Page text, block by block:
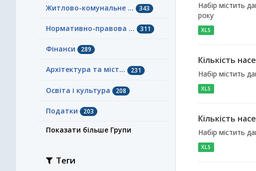
Житлово-комунальне ... 343
Нормативно-правова ... 311
Фінанси 289
Архітектура та міст... 231
Освіта і культура 208
Податки 203
Показати більше Групи
Теги
Набір містить
року
XLS
Кількість
Набір містить
XLS
Кількість
Набір містить
XLS